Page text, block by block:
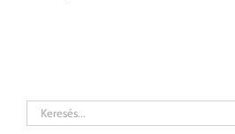
Keresés...